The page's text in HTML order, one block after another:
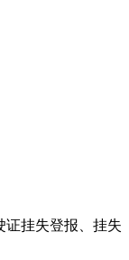
证挂失登报、挂失